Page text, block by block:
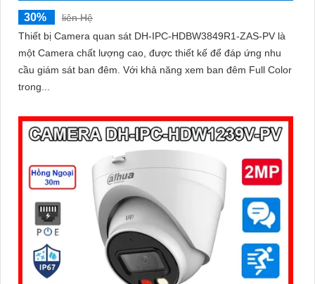
30%
liên Hệ
Thiết bị Camera quan sát DH-IPC-HDBW3849R1-ZAS-PV là
một Camera chất lượng cao, được thiết kế để đáp ứng nhu
cầu giám sát ban đêm. Với khả năng xem ban đêm Full Color
trong...